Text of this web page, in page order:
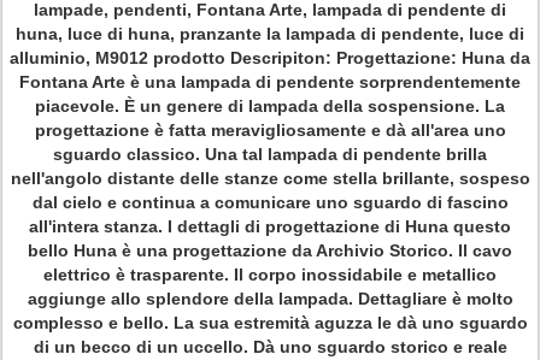
lampade, pendenti, Fontana Arte, lampada di pendente di
huna, luce di huna, pranzante la lampada di pendente, luce di
alluminio, M9012 prodotto Descripiton: Progettazione: Huna da
Fontana Arte è una lampada di pendente sorprendentemente
piacevole. È un genere di lampada della sospensione. La
progettazione è fatta meravigliosamente e dà all'area uno
sguardo classico. Una tal lampada di pendente brilla
nell'angolo distante delle stanze come stella brillante, sospeso
dal cielo e continua a comunicare uno sguardo di fascino
all'intera stanza. I dettagli di progettazione di Huna questo
bello Huna è una progettazione da Archivio Storico. Il cavo
elettrico è trasparente. Il corpo inossidabile e metallico
aggiunge allo splendore della lampada. Dettagliare è molto
complesso e bello. La sua estremità aguzza le dà uno sguardo
di un becco di un uccello. Dà uno sguardo storico e reale